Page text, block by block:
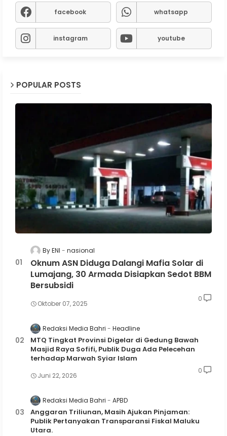
facebook whatsapp
instagram youtube
POPULAR POSTS
By ENI nasional
Oknum ASN Diduga Dalangi Mafia Solar di
Lumajang, 30 Armada Disiapkan Sedot BBM
Bersubsidi
Oktober 07, 2025
0
Redaksi Media Bahri Headline
MTQ Tingkat Provinsi Digelar di Gedung Bawah
Masjid Raya Sofifi, Publik Duga Ada Pelecehan
terhadap Marwah Syiar Islam
Juni 22, 2026
0
Redaksi Media Bahri APBD
Anggaran Triliunan, Masih Ajukan Pinjaman:
Publik Pertanyakan Transparansi Fiskal Maluku
Utara.